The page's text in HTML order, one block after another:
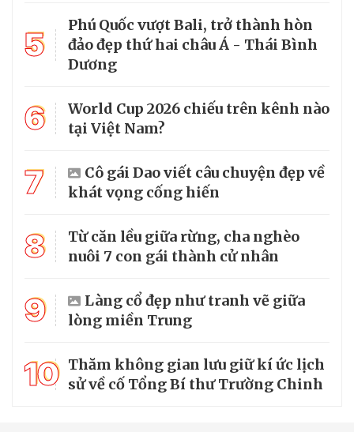
5
Phú Quốc vượt Bali, trở thành hòn
đảo đẹp thứ hai châu Á - Thái Bình
Dương
6
World Cup 2026 chiếu trên kênh nào
tại Việt Nam?
7
Cô gái Dao viết câu chuyện đẹp về
khát vọng cống hiến
8
Từ căn lều giữa rừng, cha nghèo
nuôi 7 con gái thành cử nhân
9
Làng cổ đẹp như tranh vẽ giữa
lòng miền Trung
10 Thăm không gian lưu giữ kí ức lịch
sử về cố Tổng Bí thư Trường Chinh